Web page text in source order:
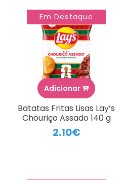
Em Destaque
Adicionar
Batatas Fritas Lisas Lay’s
Chouriço Assado 140 g
2.10€